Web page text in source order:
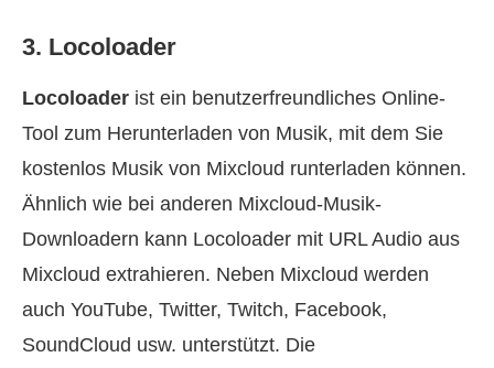
3. Locoloader
Locoloader ist ein benutzerfreundliches Online-
Tool zum Herunterladen von Musik, mit dem Sie
kostenlos Musik von Mixcloud runterladen können.
Ähnlich wie bei anderen Mixcloud-Musik-
Downloadern kann Locoloader mit URL Audio aus
Mixcloud extrahieren. Neben Mixcloud werden
auch YouTube, Twitter, Twitch, Facebook,
SoundCloud usw. unterstützt. Die